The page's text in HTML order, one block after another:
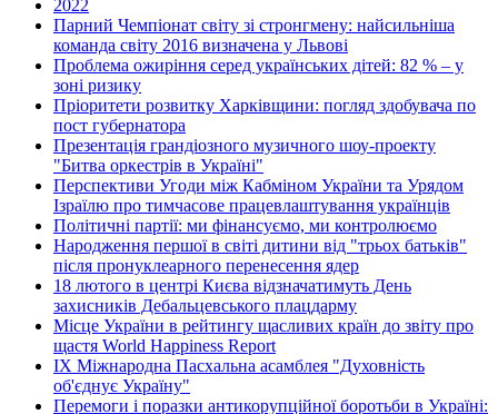
2022
Парний Чемпіонат світу зі стронгмену: найсильніша
команда світу 2016 визначена у Львові
Проблема ожиріння серед українських дітей: 82 % – у
зоні ризику
Пріоритети розвитку Харківщини: погляд здобувача по
пост губернатора
Презентація грандіозного музичного шоу-проекту
"Битва оркестрів в Україні"
Перспективи Угоди між Кабміном України та Урядом
Ізраїлю про тимчасове працевлаштування українців
Політичні партії: ми фінансуємо, ми контролюємо
Народження першої в світі дитини від "трьох батьків"
після пронуклеарного перенесення ядер
18 лютого в центрі Києва відзначатимуть День
захисників Дебальцевського плацдарму
Місце України в рейтингу щасливих країн до звіту про
щастя World Happiness Report
ІХ Міжнародна Пасхальна асамблея "Духовність
об'єднує Україну"
Перемоги і поразки антикорупційної боротьби в Україні: